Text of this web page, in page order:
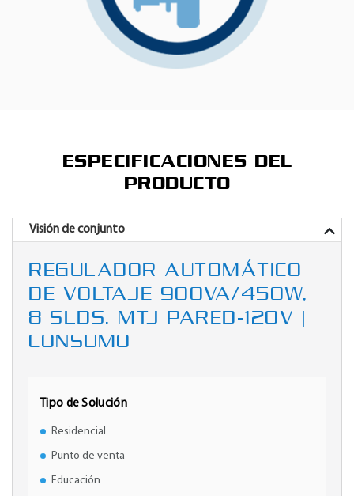
ESPECIFICACIONES DEL
PRODUCTO
Visión de conjunto
REGULADOR AUTOMÁTICO
DE VOLTAJE 900VA/450W,
8 SLDS, MTJ PARED-120V |
CONSUMO
Tipo de Solución
Residencial
Punto de venta
Educación